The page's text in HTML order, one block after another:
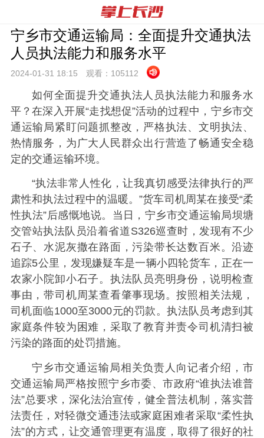
宁乡市交通运输局：全面提升交通执法
人员执法能力和服务水平
2024-01-31 18:15 观看： 105112
如何全面提升交通执法人员执法能力和服务水
平？在深入开展“走找想促”活动的过程中，宁乡市交
通运输局紧盯问题抓整改，严格执法、文明执法、
热情服务，为广大人民群众出行营造了畅通安全稳
定的交通运输环境。
“执法非常人性化，让我真切感受法律执行的严
肃性和执法过程中的温暖。”货车司机周某在接受“柔
性执法”后感慨地说。当日，宁乡市交通运输局坝塘
交管站执法队员沿着省道S326巡查时，发现有不少
石子、水泥灰撒在路面，污染带长达数百米。沿迹
追踪5公里，发现嫌疑车是一辆小四轮货车，正在一
农家小院卸小石子。执法队员亮明身份，说明检查
事由，带司机周某查看肇事现场。按照相关法规，
司机面临1000至3000元的罚款。执法队员考虑到其
家庭条件较为困难，采取了教育并责令司机清扫被
污染的路面的处罚措施。
宁乡市交通运输局相关负责人向记者介绍，市
交通运输局严格按照宁乡市委、市政府“谁执法谁普
法”总要求，深化法治宣传，健全普法机制，落实普
法责任，对轻微交通违法或家庭困难者采取“柔性执
法”的方式，让交通管理更有温度，取得了很好的社